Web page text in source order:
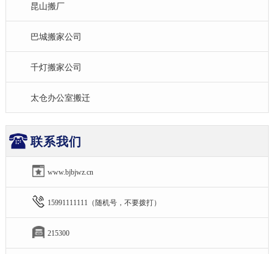
昆山搬厂
巴城搬家公司
千灯搬家公司
太仓办公室搬迁
联系我们
www.bjbjwz.cn
15991111111（随机号，不要拨打）
215300